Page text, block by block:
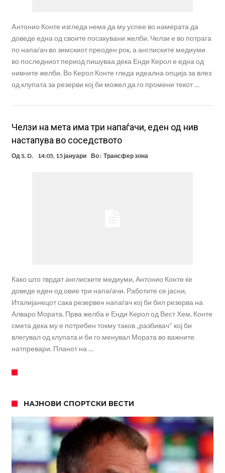
Aнтонио Конте изгледа нема да му успее во намерата да
доведе една од своите посакувани желби. Челзи е во потрага
по напаѓач во зимскиот преоден рок, а англиските медиуми
во последниот период пишуваа дека Енди Керол е една од
нивните желби. Во Керол Конте гледа идеална опција за влез
од клупата за резерви кој би можел да го промени текот …
Челзи на мета има три напаѓачи, еден од нив
настапува во соседството
Од S. D. 14:05, 15 јануари Во : Трансфер зона
Како што тврдат англиските медиуми, Антонио Конте ќе
доведе еден од овие три напаѓачи. Работите се јасни,
Италијанецот сака резервен напаѓач кој би бил резерва на
Алваро Мората. Прва желба е Енди Керол од Вест Хем. Конте
смета дека му е потребен токму таков „разбивач“ кој би
влегувал од клупата и би го менувал Мората во важните
натпревари. Планот на …
НАЈНОВИ СПОРТСКИ ВЕСТИ